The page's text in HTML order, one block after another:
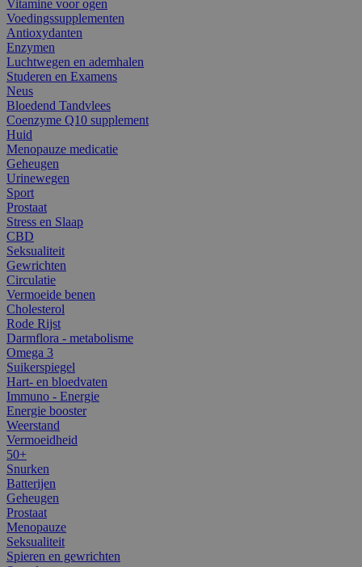
Vitamine voor ogen
Voedingssupplementen
Antioxydanten
Enzymen
Luchtwegen en ademhalen
Studeren en Examens
Neus
Bloedend Tandvlees
Coenzyme Q10 supplement
Huid
Menopauze medicatie
Geheugen
Urinewegen
Sport
Prostaat
Stress en Slaap
CBD
Seksualiteit
Gewrichten
Circulatie
Vermoeide benen
Cholesterol
Rode Rijst
Darmflora - metabolisme
Omega 3
Suikerspiegel
Hart- en bloedvaten
Immuno - Energie
Energie booster
Weerstand
Vermoeidheid
50+
Snurken
Batterijen
Geheugen
Prostaat
Menopauze
Seksualiteit
Spieren en gewrichten